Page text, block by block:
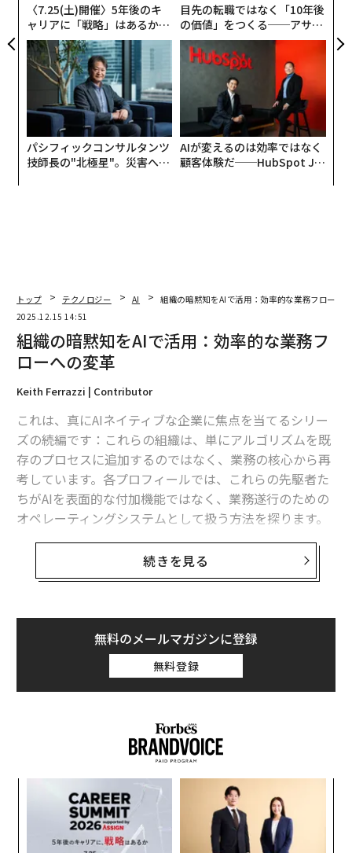
〈7.25(土)開催〉5年後のキ
ャリアに「戦略」はあるか。
トップエグゼクティブのキャ
リアに触れる1日│CAREER S
UMMIT 2026
目先の転職ではなく「10年後
の価値」をつくる──アサイ
ンの長期伴走型支援とは
パシフィックコンサルタンツ
技師長の"北極星"。災害への
AIが変えるのは効率ではなく
顧客体験だ──HubSpot Ja
トップ テクノロジー AI
組織の暗黙知をAIで活用：効率的な業務フローへ
2025.12.15 14:51
組織の暗黙知をAIで活用：効率的な業務フ
ローへの変革
Keith Ferrazzi | Contributor
これは、真にAIネイティブな企業に焦点を当てるシリー
ズの続編です：これらの組織は、単にアルゴリズムを既
存のプロセスに追加するのではなく、業務の核心から再
考しています。各プロフィールでは、これらの先駆者た
ちがAIを表面的な付加機能ではなく、業務遂行のための
オペレーティングシステムとして扱う方法を探ります。
Notchはその最も大胆な例の一つです。彼らはプロセス
文書や標準業務手順から始めるのではなく、業務が実際
下げます。彼らの焦点は暗黙知にあります：微妙な判
断、ショートカット、例外など、実際の業務遂行を定義
するものの、マニュアルにはめったに記載されないもの
ほとんどのAIプロジェクトは文書から始まります：標準
業務手順書、ワークフロー、トレーニングバインダーな
どです。Notchは実際に起きていることから始めます。
彼らのアプローチを定義する4つの実践：
隠れたワークフローを見つける -
彼らはチームに同席
続きを見る
無料のメールマガジンに登録
無料登録